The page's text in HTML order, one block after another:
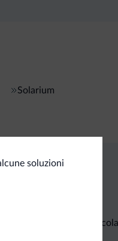
Solarium
soluzioni
Richieste non